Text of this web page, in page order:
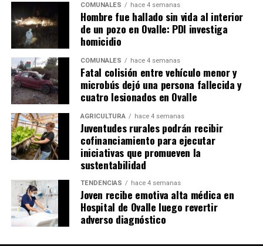
COMUNALES hace 4 semanas
Hombre fue hallado sin vida al interior
de un pozo en Ovalle: PDI investiga
homicidio
COMUNALES hace 4 semanas
Fatal colisión entre vehículo menor y
microbús dejó una persona fallecida y
cuatro lesionados en Ovalle
AGRICULTURA hace 4 semanas
Juventudes rurales podrán recibir
cofinanciamiento para ejecutar
iniciativas que promueven la
sustentabilidad
TENDENCIAS hace 4 semanas
Joven recibe emotiva alta médica en
Hospital de Ovalle luego revertir
adverso diagnóstico